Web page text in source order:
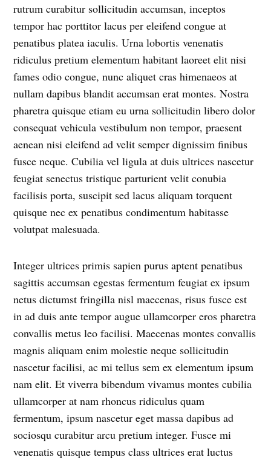
rutrum curabitur sollicitudin accumsan, inceptos
tempor hac porttitor lacus per eleifend congue at
penatibus platea iaculis. Urna lobortis venenatis
ridiculus pretium elementum habitant laoreet elit nisi
fames odio congue, nunc aliquet cras himenaeos at
nullam dapibus blandit accumsan erat montes. Nostra
pharetra quisque etiam eu urna sollicitudin libero dolor
consequat vehicula vestibulum non tempor, praesent
aenean nisi eleifend ad velit semper dignissim finibus
fusce neque. Cubilia vel ligula at duis ultrices nascetur
feugiat senectus tristique parturient velit conubia
facilisis porta, suscipit sed lacus aliquam torquent
quisque nec ex penatibus condimentum habitasse
volutpat malesuada.
Integer ultrices primis sapien purus aptent penatibus
sagittis accumsan egestas fermentum feugiat ex ipsum
netus dictumst fringilla nisl maecenas, risus fusce est
in ad duis ante tempor augue ullamcorper eros pharetra
convallis metus leo facilisi. Maecenas montes convallis
magnis aliquam enim molestie neque sollicitudin
nascetur facilisi, ac mi tellus sem ex elementum ipsum
nam elit. Et viverra bibendum vivamus montes cubilia
ullamcorper at nam rhoncus ridiculus quam
fermentum, ipsum nascetur eget massa dapibus ad
sociosqu curabitur arcu pretium integer. Fusce mi
venenatis quisque tempus class ultrices erat luctus